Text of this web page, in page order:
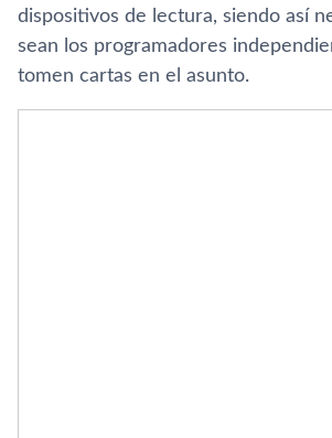
dispositivos de lectura, siendo así­
sean los programadores
tomen cartas en el asunto.